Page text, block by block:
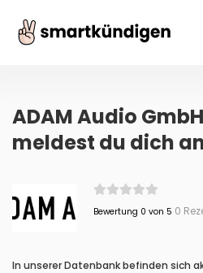
ADAM Audio
meldest du dich
Bewertung 0 von 5 0
In unserer Datenbank befinden sich